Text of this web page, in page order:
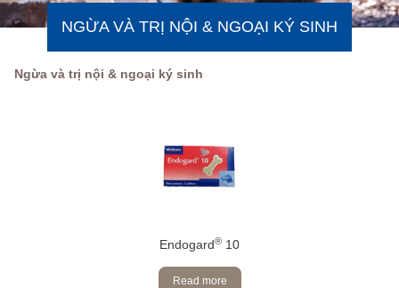
NGỪA VÀ TRỊ NỘI & NGOẠI KÝ SINH
Ngừa và trị nội & ngoại ký sinh
Endogard® 10
Read more